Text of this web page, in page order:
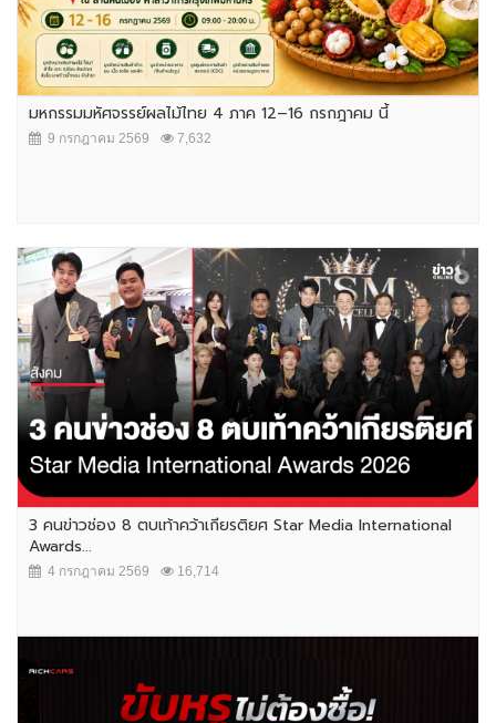
มหกรรมมหัศจรรย์ผลไม้ไทย 4 ภาค 12–16 กรกฎาคม นี้
9 กรกฎาคม 2569 7,632
3 คนข่าวช่อง 8 ตบเท้าคว้าเกียรติยศ Star Media International
Awards...
4 กรกฎาคม 2569 16,714